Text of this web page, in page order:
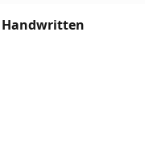
Handwritten